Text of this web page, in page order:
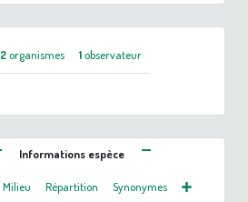
2organismes 1observateur
Informations espèce
Milieu Répartition Synonymes